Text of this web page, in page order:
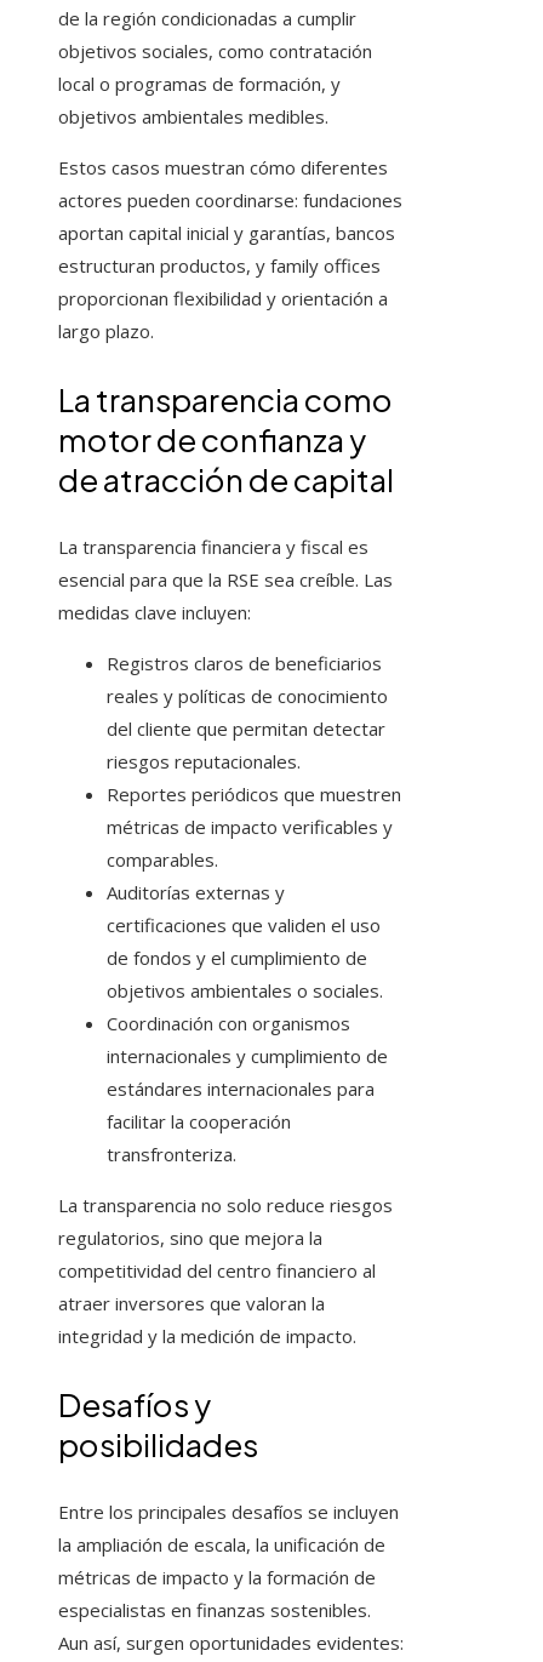
de la región condicionadas a cumplir
objetivos sociales, como contratación
local o programas de formación, y
objetivos ambientales medibles.
Estos casos muestran cómo diferentes
actores pueden coordinarse: fundaciones
aportan capital inicial y garantías, bancos
estructuran productos, y family offices
proporcionan flexibilidad y orientación a
largo plazo.
La transparencia como
motor de confianza y
de atracción de capital
La transparencia financiera y fiscal es
esencial para que la RSE sea creíble. Las
medidas clave incluyen:
Registros claros de beneficiarios
reales y políticas de conocimiento
del cliente que permitan detectar
riesgos reputacionales.
Reportes periódicos que muestren
métricas de impacto verificables y
comparables.
Auditorías externas y
certificaciones que validen el uso
de fondos y el cumplimiento de
objetivos ambientales o sociales.
Coordinación con organismos
internacionales y cumplimiento de
estándares internacionales para
facilitar la cooperación
transfronteriza.
La transparencia no solo reduce riesgos
regulatorios, sino que mejora la
competitividad del centro financiero al
atraer inversores que valoran la
integridad y la medición de impacto.
Desafíos y
posibilidades
Entre los principales desafíos se incluyen
la ampliación de escala, la unificación de
métricas de impacto y la formación de
especialistas en finanzas sostenibles.
Aun así, surgen oportunidades evidentes: